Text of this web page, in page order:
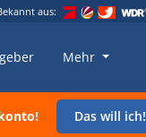
aus:
Mehr
Das will ich!